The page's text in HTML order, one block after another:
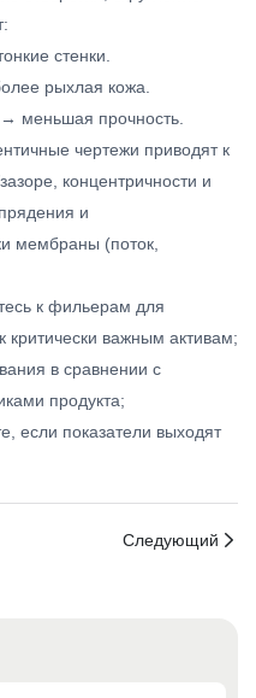
стенки.
рыхлая кожа.
меньшая прочность.
чертежи приводят к
концентричности и
и
мембраны (поток,
к фильерам для
критически важным активам;
в сравнении с
продукта;
если показатели выходят
Следующий